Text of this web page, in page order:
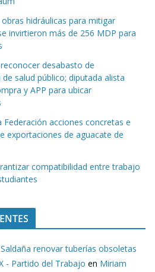
hidráulicas para mitigar
invirtieron más de 256 MDP para
desabasto de
salud público; diputada alista
y APP para ubicar
acciones concretas e
exportaciones de aguacate de
compatibilidad entre trabajo
renovar tuberías obsoletas
- Partido del Trabajo en Miriam